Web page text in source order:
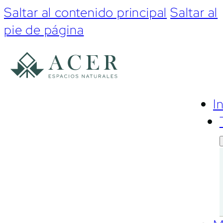
Saltar al contenido principal Saltar al
pie de página